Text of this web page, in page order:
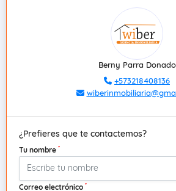
Berny Parra Donado
+573218408136
¿Prefieres que te contactemos?
Tu nombre *
Correo electrónico *